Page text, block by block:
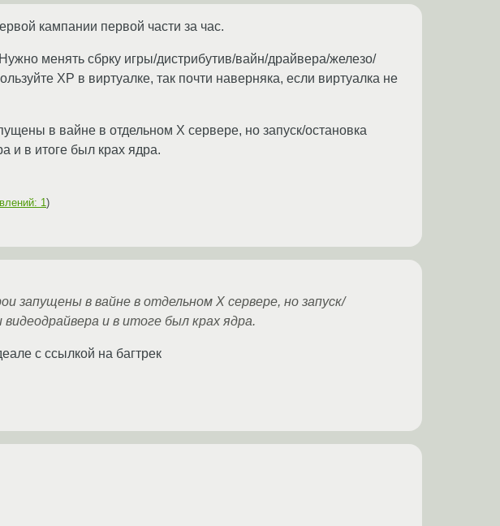
кампании первой части за час.
менять сбрку игры/дистрибутив/вайн/драйвера/железо/
XP в виртуалке, так почти наверняка, если виртуалка не
в вайне в отдельном Х сервере, но запуск/остановка
и в итоге был крах ядра.
1)
запущены в вайне в отдельном Х сервере, но запуск/
и в итоге был крах ядра.
с ссылкой на багтрек